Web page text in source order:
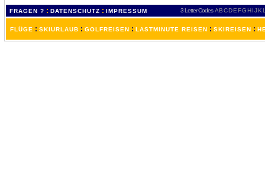
FRAGEN ? : DATENSCHUTZ : IMPRESSUM 3 Letter-Codes ABCDEFGH IJKL
FLÜGE : SKIURLAUB : GOLFREISEN : LASTMINUTE REISEN : SKIREISEN :